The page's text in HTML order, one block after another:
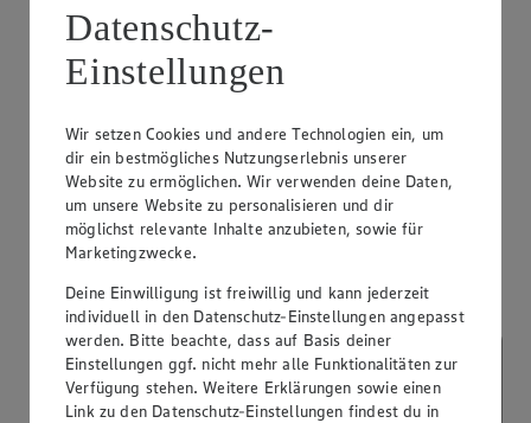
App Coupons
Datenschutz-
Einstellungen
Wir setzen Cookies und andere Technologien ein, um
dir ein bestmögliches Nutzungserlebnis unserer
Website zu ermöglichen. Wir verwenden deine Daten,
um unsere Website zu personalisieren und dir
möglichst relevante Inhalte anzubieten, sowie für
Marketingzwecke.
Deine Einwilligung ist freiwillig und kann jederzeit
individuell in den Datenschutz-Einstellungen angepasst
werden. Bitte beachte, dass auf Basis deiner
Einstellungen ggf. nicht mehr alle Funktionalitäten zur
Verfügung stehen. Weitere Erklärungen sowie einen
Link zu den Datenschutz-Einstellungen findest du in